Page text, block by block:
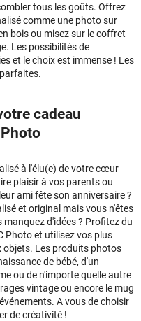
tous les goûts. Offrez
comme une photo sur
bois ou misez sur le coffret
Les possibilités de
et le choix est immense ! Les
cadeau
à l'élu(e) de votre cœur
plaisir à vos parents ou
ami fête son anniversaire ?
et original mais vous n'êtes
d'idées ? Profitez du
Photo et utilisez vos plus
objets. Les produits photos
de bébé, d'un
ou de n'importe quelle autre
vintage ou encore le mug
A vous de choisir
de créativité !